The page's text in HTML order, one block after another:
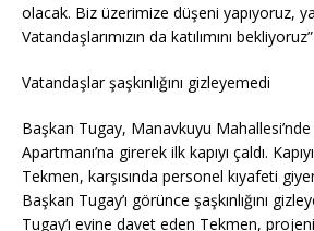
olacak. Biz üzerimize düşeni yapıyoruz,
Vatandaşlarımızın da katılımını
Vatandaşlar şaşkınlığını gizleyemedi
Başkan Tugay, Manavkuyu
Apartmanı’na girerek ilk kapıyı çaldı.
Tekmen, karşısında personel kıyafeti
Başkan Tugay’ı görünce şaşkınlığını
Tugay’ı evine davet eden Tekmen,